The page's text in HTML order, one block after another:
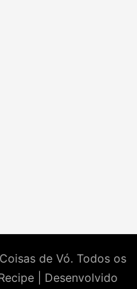
Coisas de Vó. Todos os
| Desenvolvido